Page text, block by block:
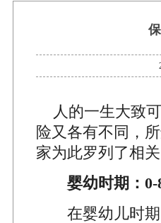
人的一生大致
险又各有不同，
家为此罗列了相关
婴幼时期：0-
在婴幼儿时期